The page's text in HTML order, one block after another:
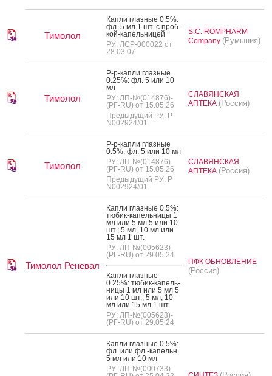
Тимолол
Кап­ли глаз­ные 0.5%:
фл. 5 мл 1 шт. с проб­
кой-ка­пель­ни­цей
РУ: ЛСР-000022 от
28.03.07
S.C. ROMPHARM
Company (Румыния)
Тимолол
Р-р-кап­ли глаз­ные
0.25%: фл. 5 или 10
мл
РУ: ЛП-№(014876)-
(РГ-RU) от 15.05.26
Предыдущий РУ: Р
N002924/01
СЛАВЯНСКАЯ
АПТЕКА (Россия)
Тимолол
Р-р-кап­ли глаз­ные
0.5%: фл. 5 или 10 мл
РУ: ЛП-№(014876)-
(РГ-RU) от 15.05.26
Предыдущий РУ: Р
N002924/01
СЛАВЯНСКАЯ
АПТЕКА (Россия)
Тимолол Реневал
Кап­ли глаз­ные 0.5%:
тю­бик-ка­пель­ни­цы 1
мл или 5 мл 5 или 10
шт.; 5 мл, 10 мл или
15 мл 1 шт.
РУ: ЛП-№(005623)-
(РГ-RU) от 29.05.24
Кап­ли глаз­ные
0.25%: тю­бик-ка­пель­
ни­цы 1 мл или 5 мл 5
или 10 шт.; 5 мл, 10
мл или 15 мл 1 шт.
РУ: ЛП-№(005623)-
(РГ-RU) от 29.05.24
ПФК ОБНОВЛЕНИЕ
(Россия)
Кап­ли глаз­ные 0.5%:
фл. или фл.-ка­пельн.
5 мл или 10 мл
РУ: ЛП-№(000733)-